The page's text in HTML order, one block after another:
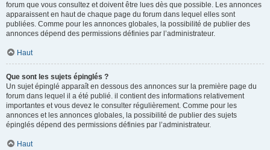
forum que vous consultez et doivent être lues dès que possible. Les annonces
apparaissent en haut de chaque page du forum dans lequel elles sont
publiées. Comme pour les annonces globales, la possibilité de publier des
annonces dépend des permissions définies par l’administrateur.
Haut
Que sont les sujets épinglés ?
Un sujet épinglé apparaît en dessous des annonces sur la première page du
forum dans lequel il a été publié. il contient des informations relativement
importantes et vous devez le consulter régulièrement. Comme pour les
annonces et les annonces globales, la possibilité de publier des sujets
épinglés dépend des permissions définies par l’administrateur.
Haut